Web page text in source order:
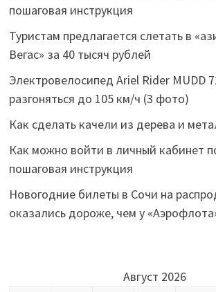
пошаговая инструкция
Туристам предлагается слетать в
Вегас» за 40 тысяч рублей
Электровелосипед Ariel Rider MUDD
разгоняться до 105 км/ч (3 фото)
Как сделать качели из дерева и
Как можно войти в личный кабинет
пошаговая инструкция
Новогодние билеты в Сочи на
оказались дороже, чем у
Август 2026